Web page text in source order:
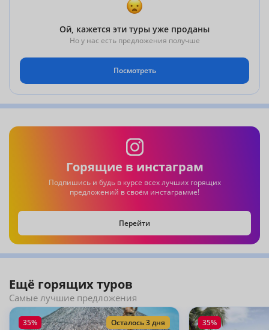
Ой, кажется эти туры уже проданы
Но у нас есть предложения получше
Посмотреть
Горящие в инстаграм
Подпишись и будь в курсе всех лучших горящих
предложений в своём инстаграмме!
Перейти
Ещё горящих туров
Самые лучшие предложения
35% Осталось 3 дня 35%